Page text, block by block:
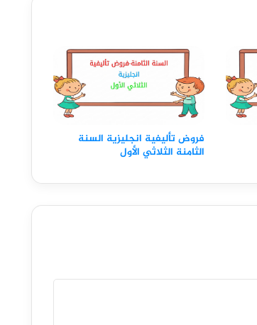
فروض تأليفية انجليزية السنة
الثامنة الثلاثي الأول